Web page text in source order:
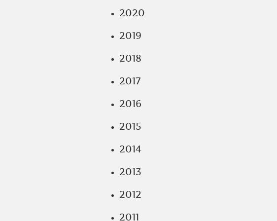
2020
2019
2018
2017
2016
2015
2014
2013
2012
2011